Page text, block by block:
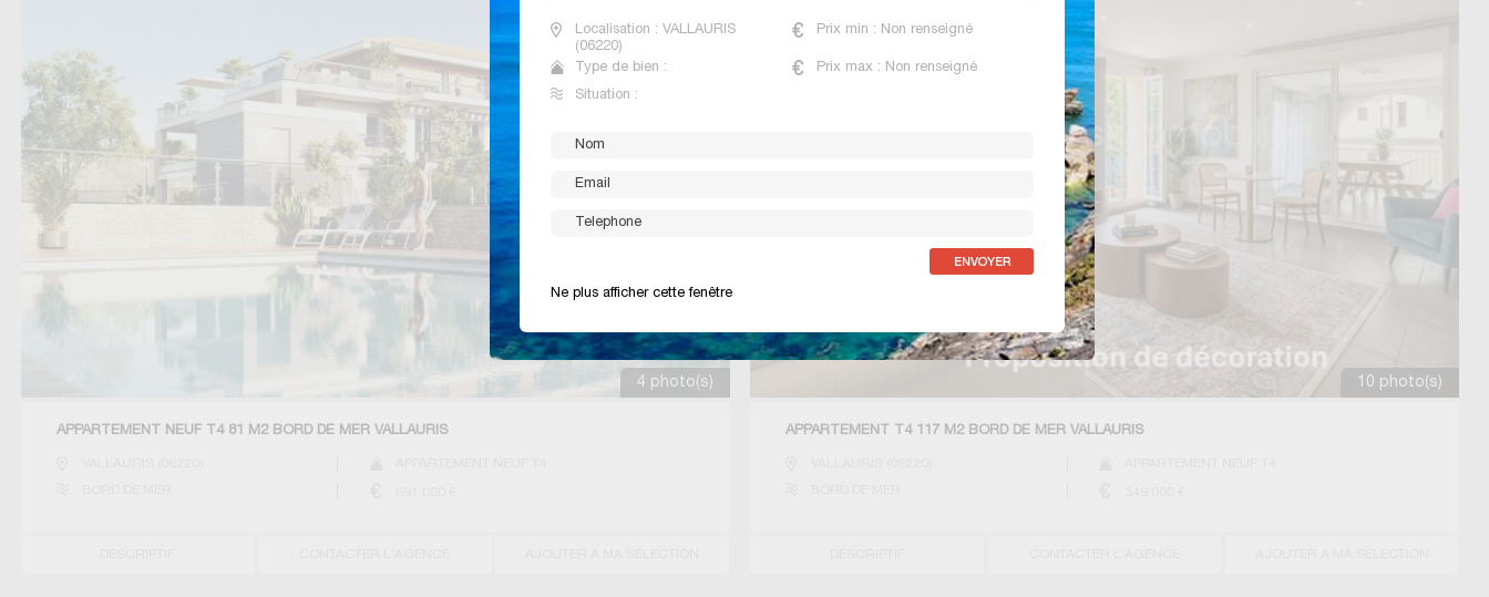
4 photo(s)
APPARTEMENT NEUF T4 81 M2 BORD DE MER VALLAURIS
10 photo(s)
APPARTEMENT T4 117 M2 BORD DE MER VALLAURIS
Localisation : VALLAURIS
(06220)
Prix min : Non renseigné
Type de bien : Prix max : Non renseigné
Situation :
Ne plus afficher cette fenêtre